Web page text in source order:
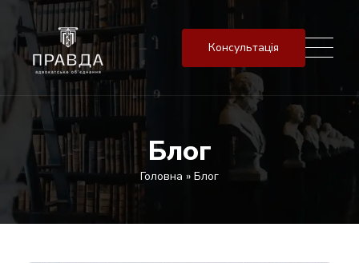
Консультація
Блог
Головна » Блог